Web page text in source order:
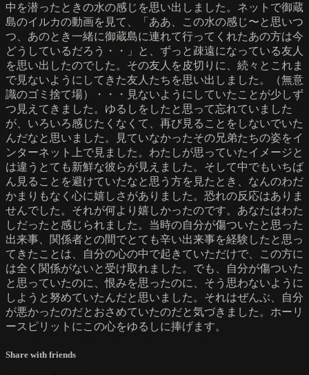
中を潜ったときの水の感じを思い出しました。ネットで御蔵
島のイルカの動画を見て、「ああ、この水の感じ〜と思いつ
つ、あのとき一緒に御蔵島に連れて行ってくれたあの方は今
どうしているだろう・・」と、ずっと疎遠になっている友人
を思い出したのでした。その友人を皮切りに、続々とこれま
で見ないようにしてきた友人たちを思い出しました。（無意
識のゴミ捨て場）・・・見ないようにしていたことが少しず
つ見えてきました。ゆるしをしたと思って忘れていました
が、いろいろ感じたくなくて、再び見ることをしないでいた
んだなと思いました。見ていなかったその兄弟たちの姿をイ
ンターネット上で見ました。わたしが思っていたイメージと
は違うとても新鮮な彼らが見えました。そして中でもいちば
ん見ることを避けていたなと思う方を見たとき、なんのわだ
かまりもなく心に嬉しさがありました。恐れの反応はありま
せんでした。それが何より嬉しかったのです。あなたはわた
しだったと感じられました。当時の自分が傷ついたと思った
出来事、関係者との間でとても辛い出来事を経験したと思っ
てきたことは、自分の心の中で起きていただけで、この方に
は全く関係がないと受け取れました。でも、自分が傷ついた
と思っていたのに、恨みを思ったのに、そう思わないように
しようと努めていたんだと思いました。それはぜんぶ、自分
が悪かったのだとおさめていたのだと気づきました。ホーリ
ースピリットにこの心をゆるしに捧げます。
Share with friends